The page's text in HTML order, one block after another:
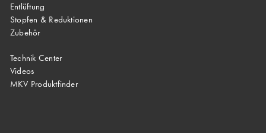
Entlüftung
Stopfen & Reduktionen
Zubehör
Technik Center
Videos
MKV Produktfinder